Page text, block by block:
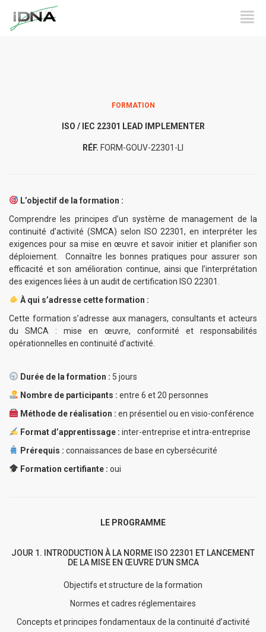
FORMATION
ISO / IEC 22301 LEAD IMPLEMENTER
RÉF. FORM-GOUV-22301-LI
L’objectif de la formation :
Comprendre les principes d’un système de management de la
continuité d’activité (SMCA) selon ISO 22301, en interpréter les
exigences pour sa mise en œuvre et savoir initier et planifier son
déploiement. Connaître les bonnes pratiques pour assurer son
efficacité et son amélioration continue, ainsi que l’interprétation
des exigences liées à un audit de certification ISO 22301.
À qui s’adresse cette formation :
Cette formation s’adresse aux managers, consultants et acteurs
du SMCA : mise en œuvre, conformité et responsabilités
opérationnelles en continuité d’activité.
Durée de la formation : 5 jours
Nombre de participants : entre 6 et 20 personnes
Méthode de réalisation : en présentiel ou en visio-conférence
Format d’apprentissage : inter-entreprise et intra-entreprise
Prérequis : connaissances de base en cybersécurité
Formation certifiante : oui
LE PROGRAMME
JOUR 1. INTRODUCTION À LA NORME ISO 22301 ET LANCEMENT
DE LA MISE EN ŒUVRE D’UN SMCA
Objectifs et structure de la formation
Normes et cadres réglementaires
Concepts et principes fondamentaux de la continuité d’activité